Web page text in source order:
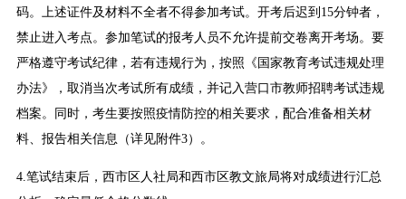
码。上述证件及材料不全者不得参加考试。开考后迟到15分钟者，
禁止进入考点。参加笔试的报考人员不允许提前交卷离开考场。要
严格遵守考试纪律，若有违规行为，按照《国家教育考试违规处理
办法》，取消当次考试所有成绩，并记入营口市教师招聘考试违规
档案。同时，考生要按照疫情防控的相关要求，配合准备相关材
料、报告相关信息（详见附件3）。
4.笔试结束后，西市区人社局和西市区教文旅局将对成绩进行汇总